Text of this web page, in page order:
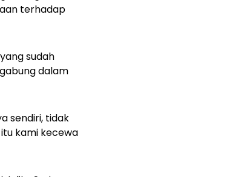
terhadap
sudah
dalam
sendiri, tidak
kami kecewa